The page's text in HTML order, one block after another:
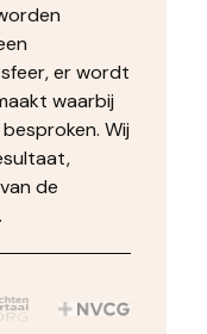
er wordt
waarbij
Wij
de